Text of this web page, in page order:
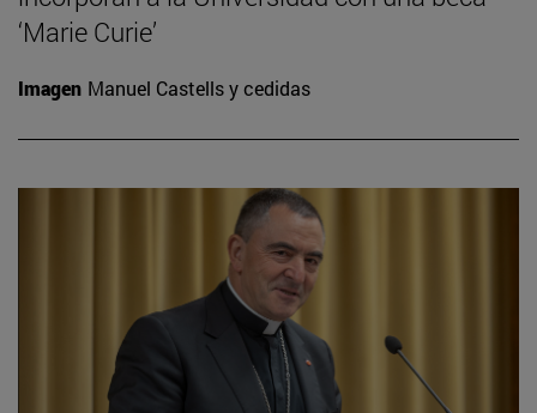
‘Marie Curie’
Imagen Manuel Castells y cedidas